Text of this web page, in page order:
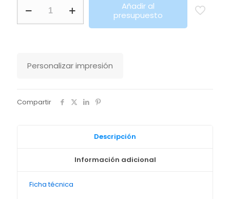
Hombre
Sols
Añadir al
presupuesto
Personalizar impresión
Compartir
Descripción
Información adicional
Ficha técnica